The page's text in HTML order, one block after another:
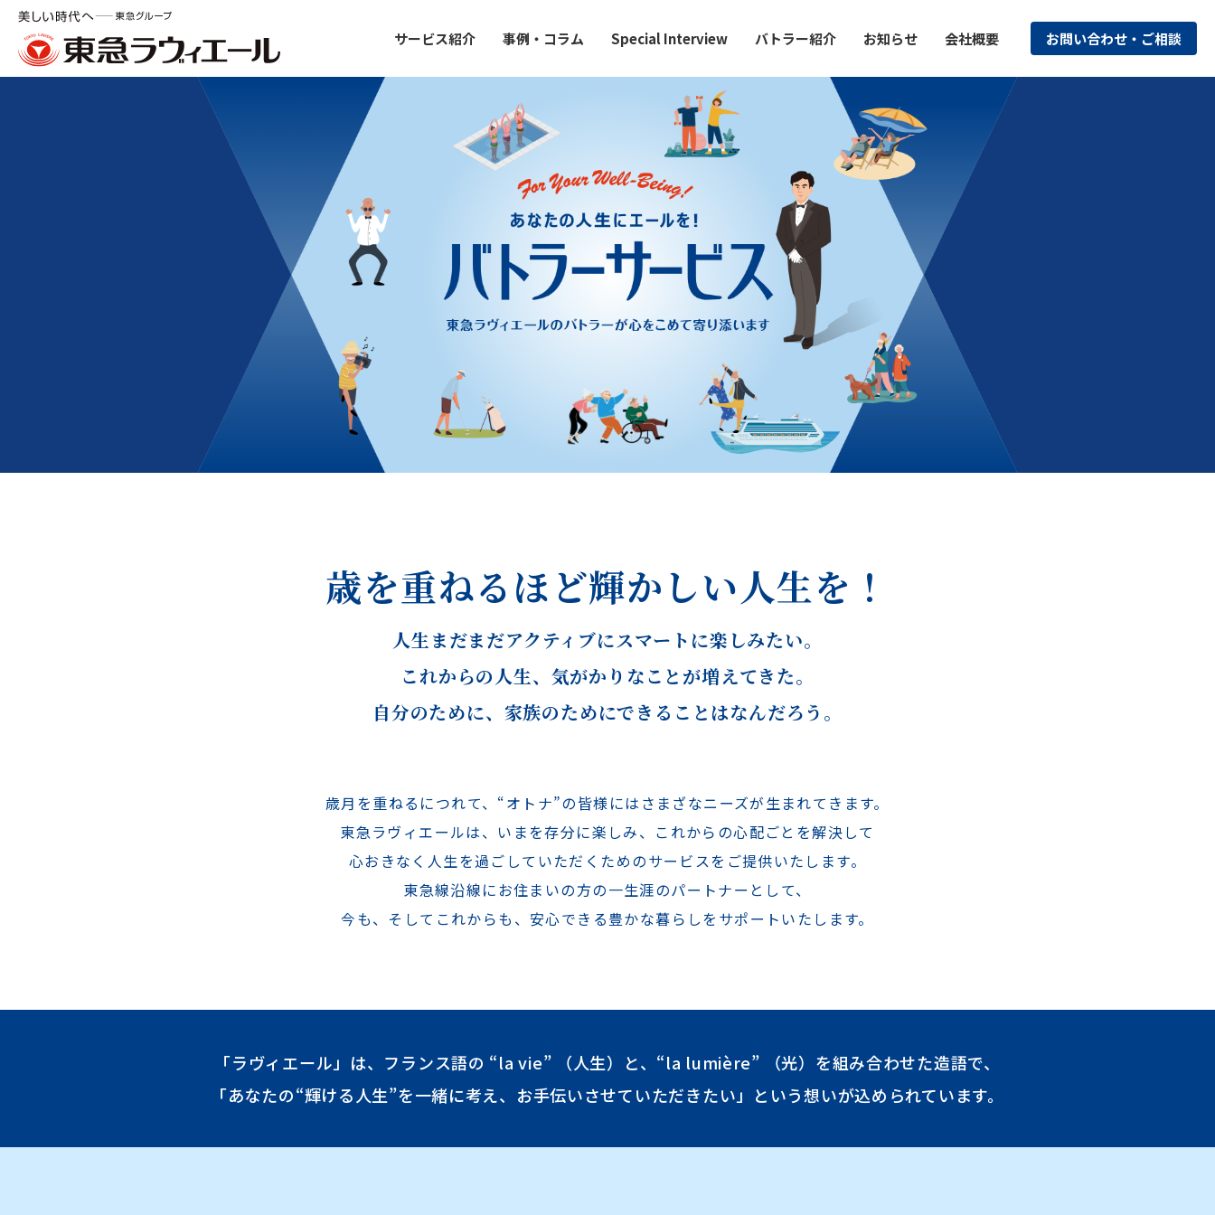
サービス紹介 事例・コラム Special Interview バトラー紹介 お知らせ 会社概要 お問い合わせ・ご相談
歳を重ねるほど輝かしい人生を！
人生まだまだアクティブにスマートに楽しみたい。
これからの人生、 気がかりなことが増えてきた。
自分のために、 家族のためにできることはなんだろう。
歳月を重ねるにつれて、“オトナ”の皆様には さまざなニーズが生まれてきます。
東急ラヴィエールは、いまを存分に楽しみ、 これからの心配ごとを解決して
心おきなく人生を過ごしていただくためのサービスをご提供いたします。
東急線沿線にお住まいの方の一生涯のパートナーとして、
今も、そしてこれからも、 安心できる豊かな暮らしをサポートいたします。
「ラヴィエール」は、フランス語の “la vie” （人生）と、“la lumière” （光）を組み合わせた造語で、
「あなたの“輝ける人生”を一緒に考え、お手伝いさせていただきたい」という想いが込められています。